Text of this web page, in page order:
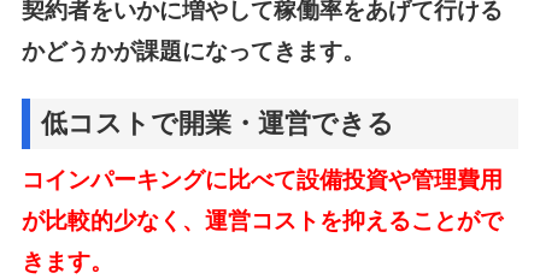
契約者をいかに増やして稼働率をあげて行ける
かどうかが課題になってきます。
低コストで開業・運営できる
コインパーキングに比べて設備投資や管理費用
が比較的少なく、運営コストを抑えることがで
きます。